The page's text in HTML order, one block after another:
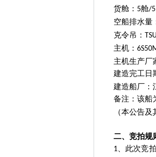
货舱： 5舱/5
空船排水量
克令吊：
主机：
主机生产厂
建造完工日
建造船厂：
备注：该船
（本公告
二、竞拍规
1 、此次竞